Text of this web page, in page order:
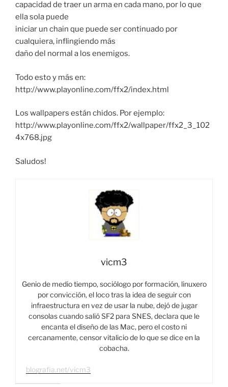
capacidad de traer un arma en cada mano, por lo que
ella sola puede
iniciar un chain que puede ser continuado por
cualquiera, inflingiendo más
daño del normal a los enemigos.
Todo esto y más en:
http://www.playonline.com/ffx2/index.html
Los wallpapers están chidos. Por ejemplo:
http://www.playonline.com/ffx2/wallpaper/ffx2_3_102
4x768.jpg
Saludos!
vicm3
Genio de medio tiempo, sociólogo por formación, linuxero
por convicción, el loco tras la idea de seguir con
infraestructura en vez de usar la nube, dejó de jugar
consolas cuando salió SF2 para SNES, declara que le
encanta el diseño de las Mac, pero el costo ni
cercanamente, censor vitalicio de lo que se dice en la
cobacha.
blografia.net/vicm3